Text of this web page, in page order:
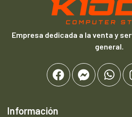
Empresa dedicada a la venta y
general.
Información